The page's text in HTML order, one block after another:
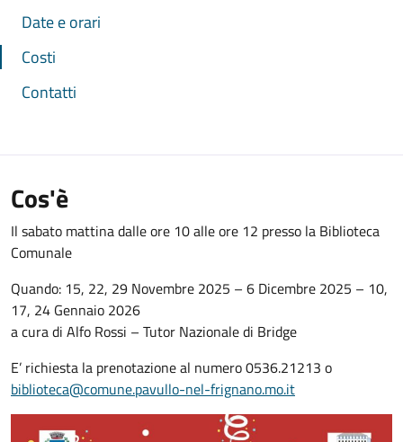
Date e orari
Costi
Contatti
Cos'è
Il sabato mattina dalle ore 10 alle ore 12 presso la Biblioteca
Comunale
Quando: 15, 22, 29 Novembre 2025 – 6 Dicembre 2025 – 10,
17, 24 Gennaio 2026
a cura di Alfo Rossi – Tutor Nazionale di Bridge
E’ richiesta la prenotazione al numero 0536.21213 o
biblioteca@comune.pavullo-nel-frignano.mo.it